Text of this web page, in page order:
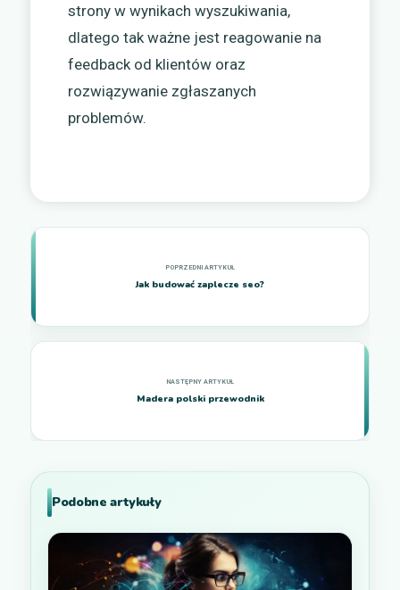
strony w wynikach wyszukiwania,
dlatego tak ważne jest reagowanie na
feedback od klientów oraz
rozwiązywanie zgłaszanych
problemów.
Jak budować zaplecze seo?
Madera polski przewodnik
Podobne artykuły